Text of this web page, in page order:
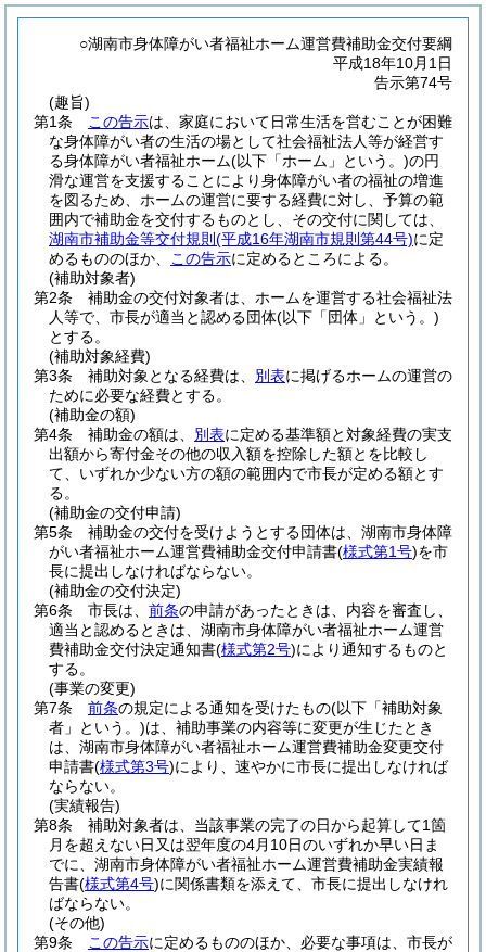
○湖南市身体障がい者福祉ホーム運営費補助金交付要綱
平成18年10月1日
告示第74号
(趣旨)
第1条
この告示は、家庭において日常生活を営むことが困難
な身体障がい者の生活の場として社会福祉法人等が経営す
る身体障がい者福祉ホーム(以下「ホーム」という。)の円
滑な運営を支援することにより身体障がい者の福祉の増進
を図るため、ホームの運営に要する経費に対し、予算の範
囲内で補助金を交付するものとし、その交付に関しては、
湖南市補助金等交付規則 (平成16年湖南市規則第44号)に定
めるもののほか、
この告示に定めるところによる。
(補助対象者)
第2条
補助金の交付対象者は、ホームを運営する社会福祉法
人等で、市長が適当と認める団体(以下「団体」という。)
とする。
(補助対象経費)
第3条
補助対象となる経費は、 別表に掲げるホームの運営の
ために必要な経費とする。
(補助金の額)
第4条
補助金の額は、 別表に定める基準額と対象経費の実支
出額から寄付金その他の収入額を控除した額とを比較し
て、いずれか少ない方の額の範囲内で市長が定める額とす
る。
(補助金の交付申請)
第5条
補助金の交付を受けようとする団体は、湖南市身体障
がい者福祉ホーム運営費補助金交付申請書(様式第1号)を市
長に提出しなければならない。
(補助金の交付決定)
第6条
市長は、 前条の申請があったときは、内容を審査し、
適当と認めるときは、湖南市身体障がい者福祉ホーム運営
費補助金交付決定通知書(様式第2号)により通知するものと
する。
(事業の変更)
第7条
前条の規定による通知を受けたもの(以下「補助対象
者」という。)は、補助事業の内容等に変更が生じたとき
は、湖南市身体障がい者福祉ホーム運営費補助金変更交付
申請書(様式第3号)により、速やかに市長に提出しなければ
ならない。
(実績報告)
第8条
補助対象者は、当該事業の完了の日から起算して1箇
月を超えない日又は翌年度の4月10日のいずれか早い日ま
でに、湖南市身体障がい者福祉ホーム運営費補助金実績報
告書(様式第4号)に関係書類を添えて、市長に提出しなけれ
ばならない。
(その他)
第9条
この告示に定めるもののほか、必要な事項は、市長が